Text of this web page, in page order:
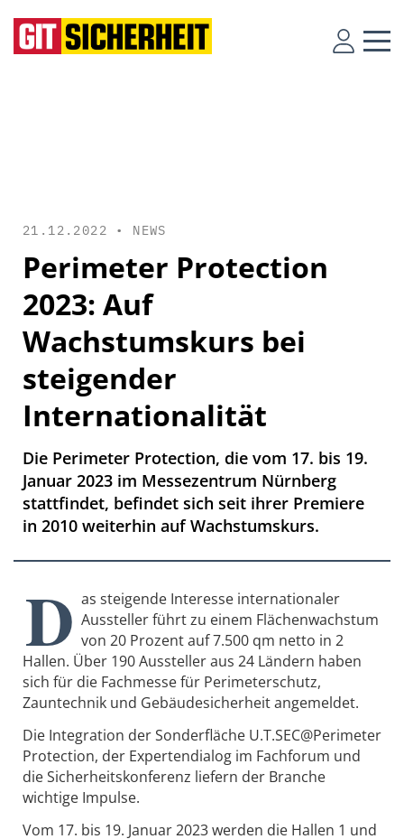
21.12.2022 • NEWS
Perimeter Protection
2023: Auf
Wachstumskurs bei
steigender
Internationalität
Die Perimeter Protection, die vom 17. bis 19.
Januar 2023 im Messezentrum Nürnberg
stattfindet, befindet sich seit ihrer Premiere
in 2010 weiterhin auf Wachstumskurs.
D as steigende Interesse internationaler
Aussteller führt zu einem Flächenwachstum
von 20 Prozent auf 7.500 qm netto in 2
Hallen. Über 190 Aussteller aus 24 Ländern haben
sich für die Fachmesse für Perimeterschutz,
Zauntechnik und Gebäudesicherheit angemeldet.
Die Integration der Sonderfläche U.T.SEC@Perimeter
Protection, der Expertendialog im Fachforum und
die Sicherheitskonferenz liefern der Branche
wichtige Impulse.
Vom 17. bis 19. Januar 2023 werden die Hallen 1 und